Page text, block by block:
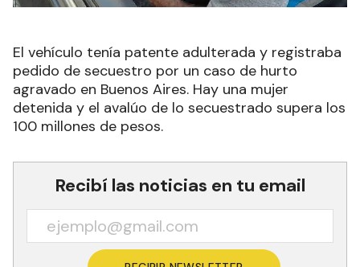
El vehículo tenía patente adulterada y registraba
pedido de secuestro por un caso de hurto
agravado en Buenos Aires. Hay una mujer
detenida y el avalúo de lo secuestrado supera los
100 millones de pesos.
Recibí las noticias en tu email